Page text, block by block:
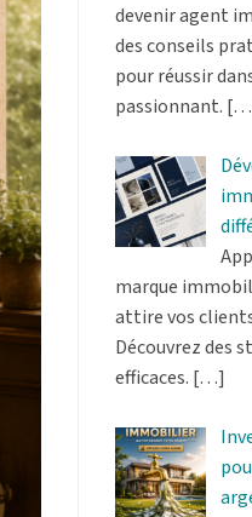
devenir agent
des conseils
pour réussir
passionnant.
marque
attire vos
Découvrez des
efficaces. […]